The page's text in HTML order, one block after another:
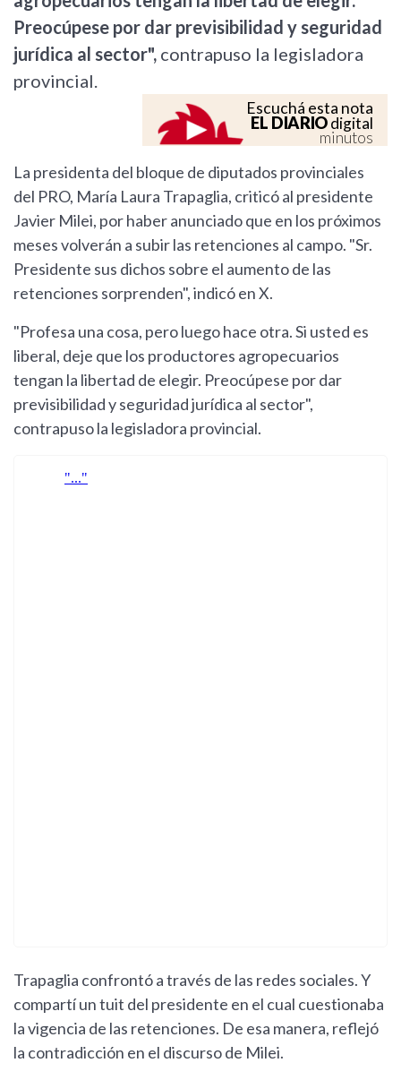
Preocúpese por dar previsibilidad y seguridad
jurídica al sector", contrapuso la legisladora
provincial.
Escuchá esta nota
EL DIARIOdigital
minutos
La presidenta del bloque de diputados provinciales
del PRO, María Laura Trapaglia, criticó al presidente
Javier Milei, por haber anunciado que en los próximos
meses volverán a subir las retenciones al campo. "Sr.
Presidente sus dichos sobre el aumento de las
retenciones sorprenden", indicó en X.
"Profesa una cosa, pero luego hace otra. Si usted es
liberal, deje que los productores agropecuarios
tengan la libertad de elegir. Preocúpese por dar
previsibilidad y seguridad jurídica al sector",
contrapuso la legisladora provincial.
Trapaglia confrontó a través de las redes sociales. Y
compartí un tuit del presidente en el cual cuestionaba
la vigencia de las retenciones. De esa manera, reflejó
la contradicción en el discurso de Milei.